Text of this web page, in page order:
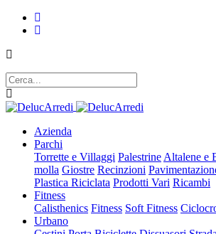
Azienda
Parchi
Torrette e Villaggi Palestrine Altalene e
molla Giostre Recinzioni
Plastica Riciclata Prodotti Vari Ricambi
Fitness
Calisthenics Fitness Soft Fitness
Urbano